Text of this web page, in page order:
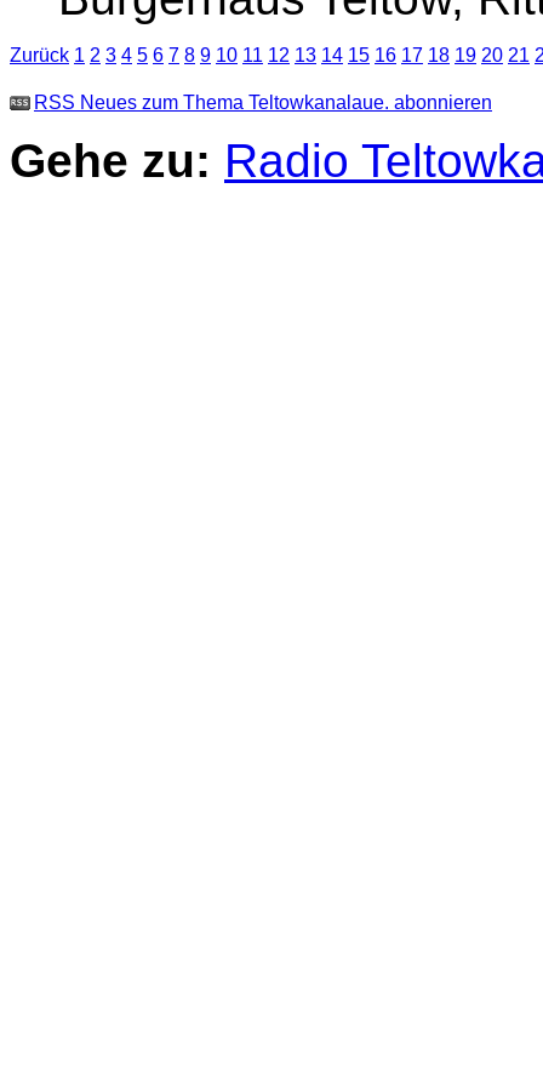
Zurück 1 2 3 4 5 6 7 8 9 10 11 12 13 14 15 16 17 18 19 20 21
RSS Neues zum Thema Teltowkanalaue. abonnieren
Gehe zu: Radio